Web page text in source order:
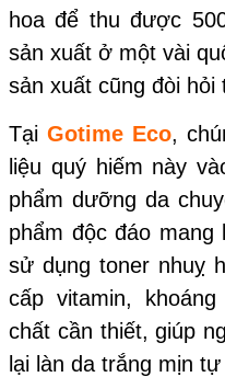
hoa để thu được
sản xuất ở một vài
sản xuất cũng đòi hỏi
Tại Gotime Eco,
liệu quý hiếm này
phẩm dưỡng da
phẩm độc đáo
sử dụng toner nhuỵ
cấp vitamin,
chất cần thiết, giúp
lại làn da trắng mịn tự